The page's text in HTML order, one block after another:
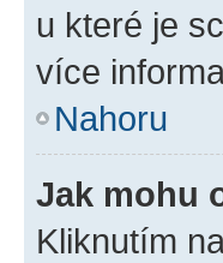
u které je
více
Nahoru
Jak mohu
Kliknutím